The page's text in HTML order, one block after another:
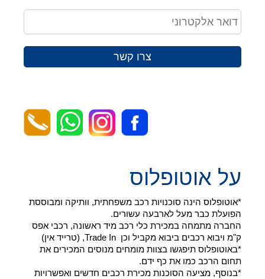
צרו קשר
על אוטופלוס
*אוטופלוס הינה סוכנויות רכב משפחתית, וותיקה ומבוססת
הפועלת כבר מעל לארבעה עשורים.
החברה מתמחה במכירת כלי רכב מיד ראשונה, רכבי אפס
ק"מ ויבוא רכבים ביבוא מקביל וכן Trade In, (טרייד אין)
*באוטופלוס תיפגשו בצוות מומחים מנוסים המכירים את
תחום הרכב כמו את כף ידם.
*בנוסף, מציעה הסוכנות מכירת רכבים חדשים ואפשרויות